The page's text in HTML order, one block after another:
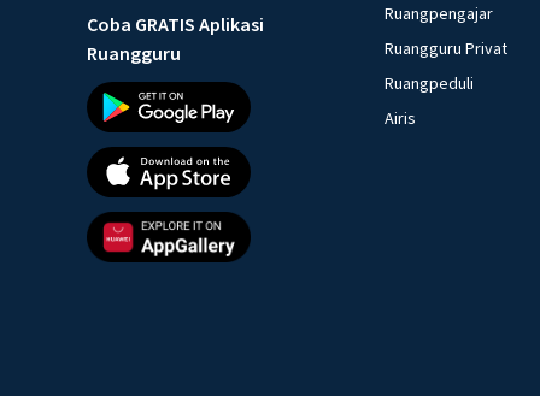
Coba GRATIS Aplikasi
Ruangguru
Ruangpengajar
Ruangguru Privat
Ruangpeduli
Airis